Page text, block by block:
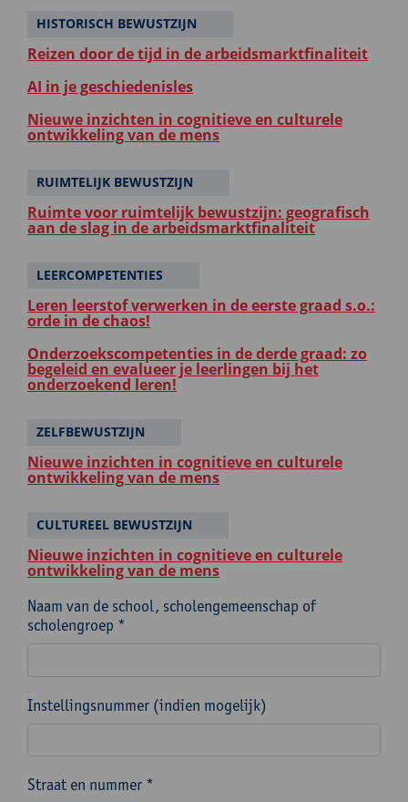
HISTORISCH BEWUSTZIJN
Reizen door de tijd in de arbeidsmarktfinaliteit
AI in je geschiedenisles
Nieuwe inzichten in cognitieve en culturele
ontwikkeling van de mens
RUIMTELIJK BEWUSTZIJN
Ruimte voor ruimtelijk bewustzijn: geografisch
aan de slag in de arbeidsmarktfinaliteit
LEERCOMPETENTIES
Leren leerstof verwerken in de eerste graad s.o.:
orde in de chaos!
Onderzoekscompetenties in de derde graad: zo
begeleid en evalueer je leerlingen bij het
onderzoekend leren!
ZELFBEWUSTZIJN
Nieuwe inzichten in cognitieve en culturele
ontwikkeling van de mens
CULTUREEL BEWUSTZIJN
Nieuwe inzichten in cognitieve en culturele
ontwikkeling van de mens
Naam van de school, scholengemeenschap of
scholengroep *
Instellingsnummer (indien mogelijk)
Straat en nummer *